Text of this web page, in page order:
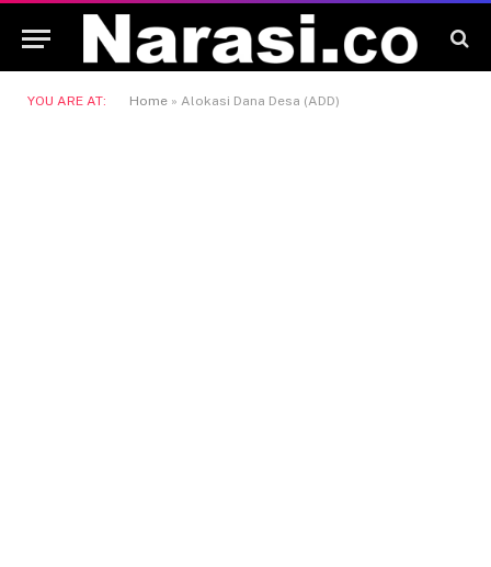
YOU ARE AT: Home » Alokasi Dana Desa (ADD)